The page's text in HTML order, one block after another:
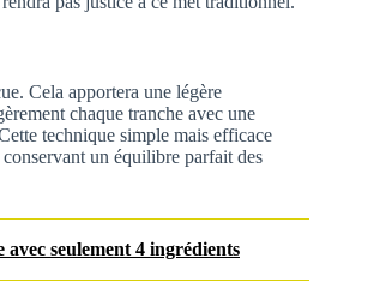
Cela apportera une légère
chaque tranche avec une
technique simple mais efficace
un équilibre parfait des
seulement 4 ingrédients